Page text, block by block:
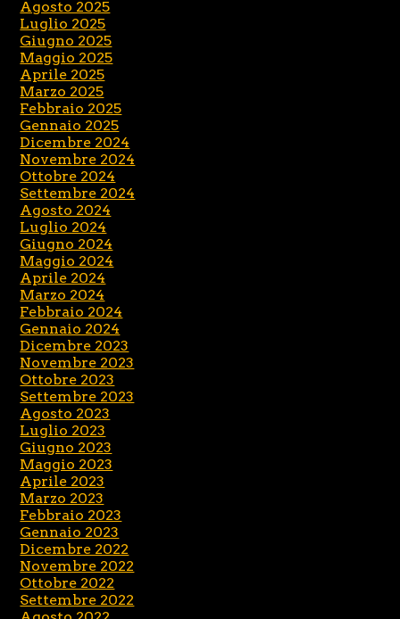
Agosto 2025
Luglio 2025
Giugno 2025
Maggio 2025
Aprile 2025
Marzo 2025
Febbraio 2025
Gennaio 2025
Dicembre 2024
Novembre 2024
Ottobre 2024
Settembre 2024
Agosto 2024
Luglio 2024
Giugno 2024
Maggio 2024
Aprile 2024
Marzo 2024
Febbraio 2024
Gennaio 2024
Dicembre 2023
Novembre 2023
Ottobre 2023
Settembre 2023
Agosto 2023
Luglio 2023
Giugno 2023
Maggio 2023
Aprile 2023
Marzo 2023
Febbraio 2023
Gennaio 2023
Dicembre 2022
Novembre 2022
Ottobre 2022
Settembre 2022